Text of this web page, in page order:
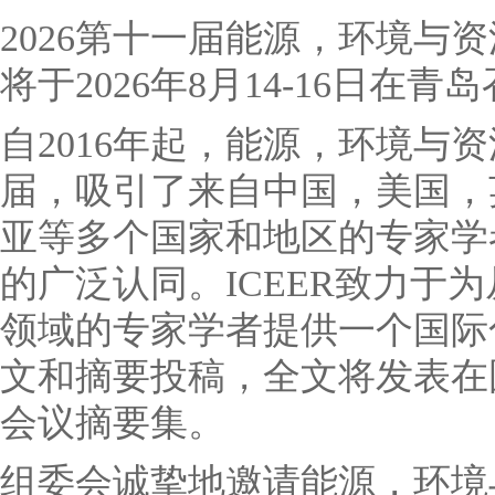
2026第十一届能源，环境与
将于2026年8月14-16日在青
自2016年起，能源，环境与
届，吸引了来自中国，美国
亚等多个国家和地区的专家
的广泛认同。ICEER致力于
领域的专家学者提供一个国
文和摘要投稿，全文将发表
会议摘要集。
组委会诚挚地邀请能源，环